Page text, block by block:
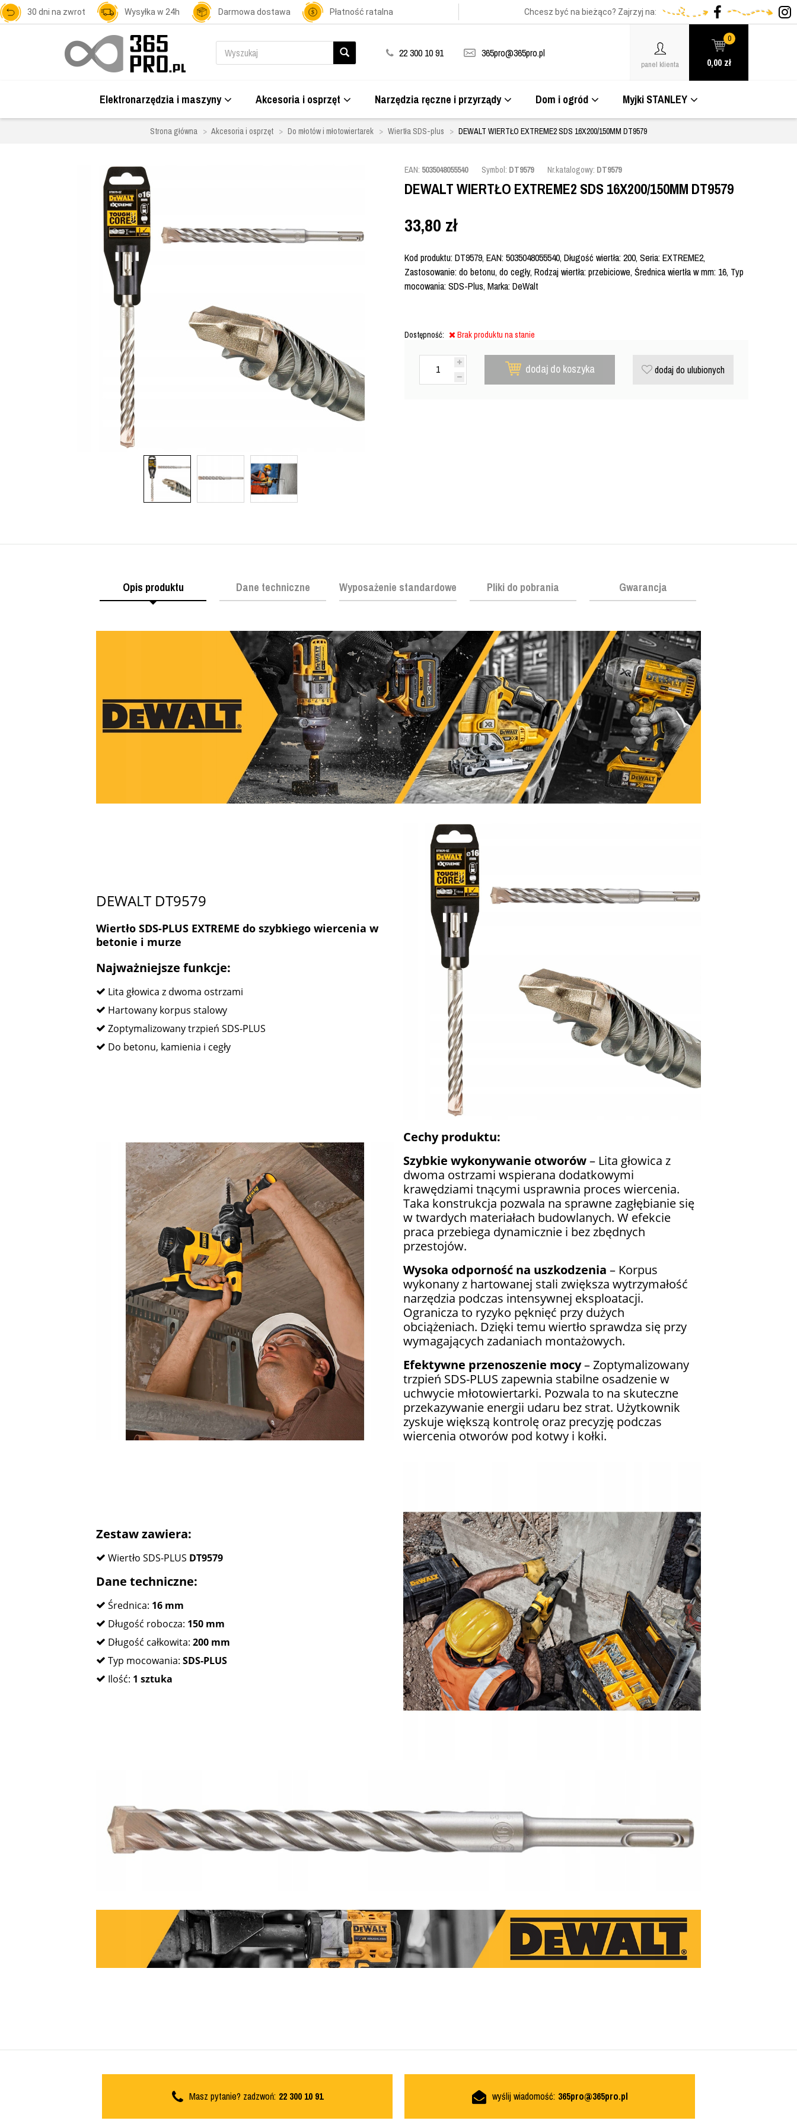
30 dni na zwrot Wysyłka w 24h Darmowa dostawa Płatność ratalna Chcesz być na bieżąco? Zajrzyj na:
22 300 10 91 365pro@365pro.pl
panel klienta
0
0,00 zł
Elektronarzędzia i maszyny Akcesoria i osprzęt Narzędzia ręczne i przyrządy Dom i ogród Myjki STANLEY
Strona główna Akcesoria i osprzęt Do młotów i młotowiertarek Wiertła SDS-plus DEWALT WIERTŁO EXTREME2 SDS 16X200/150MM DT9579
EAN: 5035048055540 Symbol: DT9579 Nr.katalogowy: DT9579
DEWALT WIERTŁO EXTREME2 SDS 16X200/150MM DT9579
33,80 zł
Kod produktu: DT9579, EAN: 5035048055540, Długość wiertła: 200, Seria: EXTREME2,
Zastosowanie: do betonu, do cegły, Rodzaj wiertła: przebiciowe, Średnica wiertła w mm: 16, Typ
mocowania: SDS-Plus, Marka: DeWalt
Dostępność: Brak produktu na stanie
dodaj do koszyka dodaj do ulubionych
Opis produktu Dane techniczne Wyposażenie standardowe Pliki do pobrania Gwarancja
DEWALT DT9579
Wiertło SDS-PLUS EXTREME do szybkiego wiercenia w
betonie i murze
Najważniejsze funkcje:
Lita głowica z dwoma ostrzami
Hartowany korpus stalowy
Zoptymalizowany trzpień SDS-PLUS
Do betonu, kamienia i cegły
Cechy produktu:
Szybkie wykonywanie otworów– Lita głowica z
dwoma ostrzami wspierana dodatkowymi
krawędziami tnącymi usprawnia proces wiercenia.
Taka konstrukcja pozwala na sprawne zagłębianie się
w twardych materiałach budowlanych. W efekcie
praca przebiega dynamicznie i bez zbędnych
przestojów.
Wysoka odporność na uszkodzenia – Korpus
wykonany z hartowanej stali zwiększa wytrzymałość
narzędzia podczas intensywnej eksploatacji.
Ogranicza to ryzyko pęknięć przy dużych
obciążeniach. Dzięki temu wiertło sprawdza się przy
wymagających zadaniach montażowych.
Efektywne przenoszenie mocy– Zoptymalizowany
trzpień SDS-PLUS zapewnia stabilne osadzenie w
uchwycie młotowiertarki. Pozwala to na skuteczne
przekazywanie energii udaru bez strat. Użytkownik
zyskuje większą kontrolę oraz precyzję podczas
wiercenia otworów pod kotwy i kołki.
Zestaw zawiera:
Wiertło SDS-PLUS DT9579
Dane techniczne:
Średnica: 16 mm
Długość robocza: 150 mm
Długość całkowita: 200 mm
Typ mocowania: SDS-PLUS
Ilość: 1 sztuka
Masz pytanie? zadzwoń: 22 300 10 91 wyślij wiadomość: 365pro@365pro.pl